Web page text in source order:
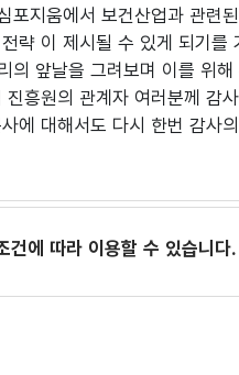
지움에서 보건산업과 관련
략 이 제시될 수 있게 되기를
앞날을 그려보며 이를 위
흥원의 관계자 여러분께 감
에 대해서도 다시 한번 감사
건에 따라 이용할 수 있습니다.